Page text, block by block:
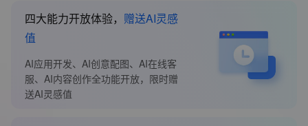
四大能力开放体验， 赠送AI灵感
值
AI应用开发、AI创意配图、AI在线客
服、AI内容创作全功能开放，限时赠
送AI灵感值